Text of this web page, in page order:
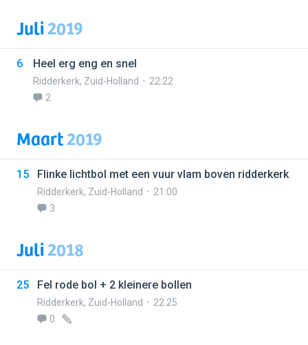
Juli2019
6 Heel erg eng en snel
Ridderkerk, Zuid-Holland
22:22
2
Maart2019
15 Flinke lichtbol met een vuur vlam boven ridderkerk
Ridderkerk, Zuid-Holland
21:00
3
Juli2018
25 Fel rode bol + 2 kleinere bollen
Ridderkerk, Zuid-Holland
22:25
0